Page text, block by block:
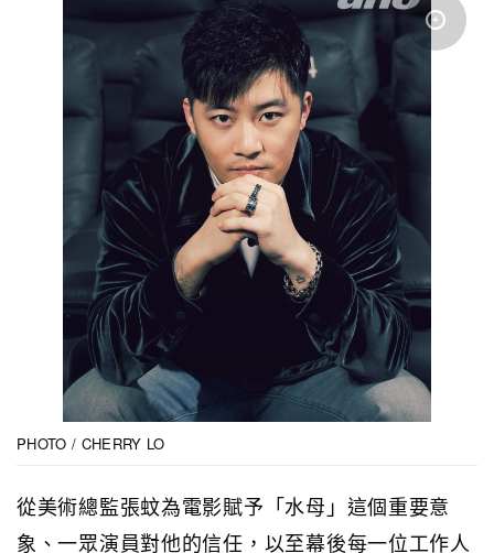
PHOTO / CHERRY LO
從美術總監張蚊為電影賦予「水母」這個重要意
象、一眾演員對他的信任，以至幕後每一位工作人